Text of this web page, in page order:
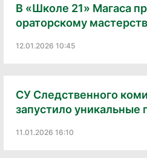
В «Школе 21» Магаса
ораторскому
12.01.2026 10:45
СУ Следственного
запустило уникальные
11.01.2026 16:10